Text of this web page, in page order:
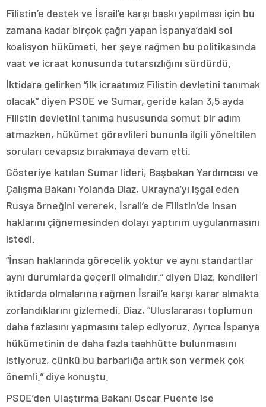
Filistin’e destek ve İsrail’e karşı baskı yapılması için bu
zamana kadar birçok çağrı yapan İspanya’daki sol
koalisyon hükümeti, her şeye rağmen bu politikasında
vaat ve icraat konusunda tutarsızlığını sürdürdü.
İktidara gelirken “ilk icraatımız Filistin devletini tanımak
olacak” diyen PSOE ve Sumar, geride kalan 3,5 ayda
Filistin devletini tanıma hususunda somut bir adım
atmazken, hükümet görevlileri bununla ilgili yöneltilen
soruları cevapsız bırakmaya devam etti.
Gösteriye katılan Sumar lideri, Başbakan Yardımcısı ve
Çalışma Bakanı Yolanda Diaz, Ukrayna’yı işgal eden
Rusya örneğini vererek, İsrail’e de Filistin’de insan
haklarını çiğnemesinden dolayı yaptırım uygulanmasını
istedi.
“İnsan haklarında görecelik yoktur ve aynı standartlar
aynı durumlarda geçerli olmalıdır.” diyen Diaz, kendileri
iktidarda olmalarına rağmen İsrail’e karşı karar almakta
zorlandıklarını gizlemedi. Diaz, “Uluslararası toplumun
daha fazlasını yapmasını talep ediyoruz. Ayrıca İspanya
hükümetinin de daha fazla taahhütte bulunmasını
istiyoruz, çünkü bu barbarlığa artık son vermek çok
önemli.” diye konuştu.
PSOE’den Ulaştırma Bakanı Oscar Puente ise